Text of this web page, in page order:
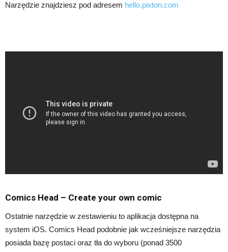
Narzędzie znajdziesz pod adresem hello.pixton.com
Comics Head – Create your own comic
Ostatnie narzędzie w zestawieniu to aplikacja dostępna na
system iOS. Comics Head podobnie jak wcześniejsze narzędzia
posiada bazę postaci oraz tła do wyboru (ponad 3500